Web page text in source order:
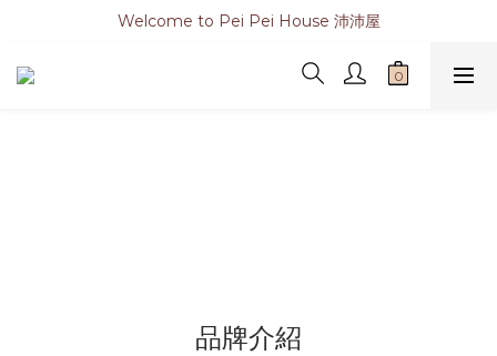
Welcome to Pei Pei House 沛沛屋
品牌介紹